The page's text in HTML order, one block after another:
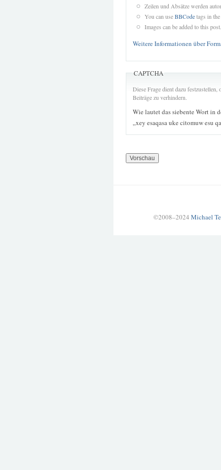
Zeilen und Absätze werden
You can useBBCodetags in
Images can be added to this post.
Weitere Informationen über
CAPTCHA
Diese Frage dient dazu
Beiträge zu verhindern.
Wie lautet das siebente Wort in
„xey esaqasa uke citomuw esu
©2008–2024 Michael